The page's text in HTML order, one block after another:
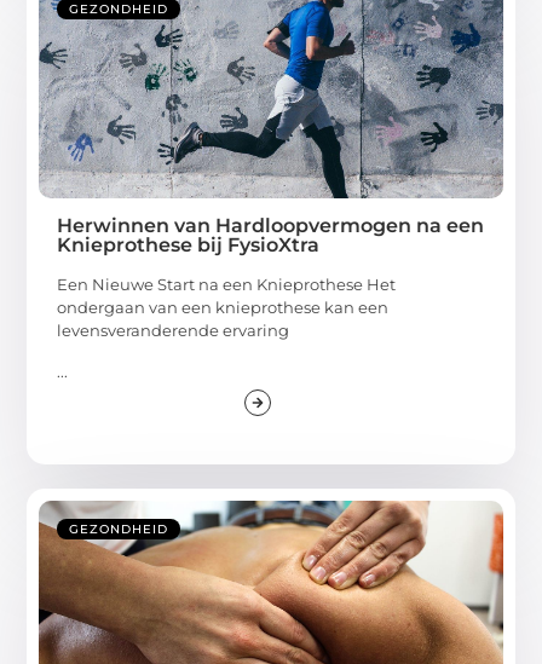
GEZONDHEID
Herwinnen van Hardloopvermogen na een
Knieprothese bij FysioXtra
Een Nieuwe Start na een Knieprothese Het
ondergaan van een knieprothese kan een
levensveranderende ervaring
...
GEZONDHEID